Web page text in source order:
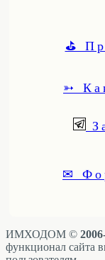
⛳
➳
✉
ИМХОДОМ ©
функционал сайта